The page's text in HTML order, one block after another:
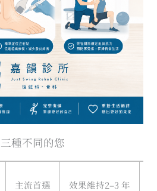
種不同的您
主流首選 效果維持2–3 年